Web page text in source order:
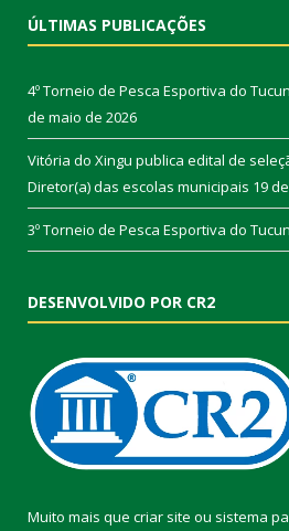
ÚLTIMAS PUBLICAÇÕES
4º Torneio de Pesca Esportiva do
de maio de 2026
Vitória do Xingu publica edital de
Diretor(a) das escolas municipais 19
3º Torneio de Pesca Esportiva do
DESENVOLVIDO POR CR2
Muito mais que criar site ou sistema